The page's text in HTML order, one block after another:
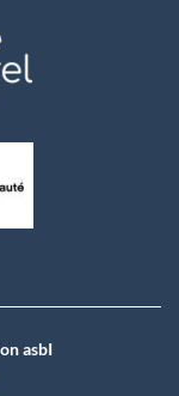
asbI